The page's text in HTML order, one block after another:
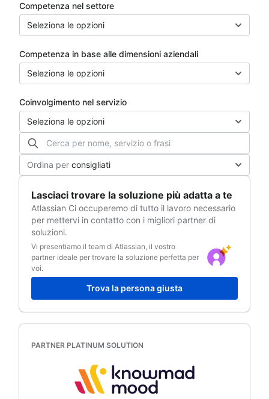
Competenza nel settore
Seleziona le opzioni
Competenza in base alle dimensioni aziendali
Seleziona le opzioni
Coinvolgimento nel servizio
Seleziona le opzioni
Ordina per consigliati
Lasciaci trovare la soluzione più adatta a te
Atlassian Ci occuperemo di tutto il lavoro necessario
per mettervi in ​​contatto con i migliori partner di
soluzioni.
Vi presentiamo il team di Atlassian, il vostro
partner ideale per trovare la soluzione perfetta per
voi.
Trova la persona giusta
PARTNER PLATINUM SOLUTION